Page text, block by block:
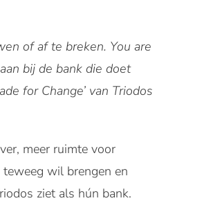
of af te breken. You are
bij de bank die doet
for Change’ van Triodos
meer ruimte voor
wil brengen en
ziet als hún bank.